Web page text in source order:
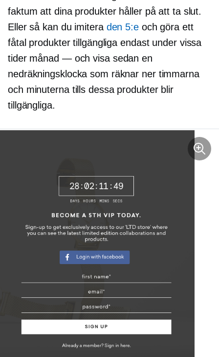
faktum att dina produkter håller på att ta slut.
Eller så kan du imitera den 5:eoch göra ett
fåtal produkter tillgängliga endast under vissa
tider månad — och visa sedan en
nedräkningsklocka som räknar ner timmarna
och minuterna tills dessa produkter blir
tillgängliga.